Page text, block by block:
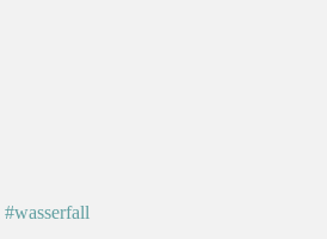
#wasserfall